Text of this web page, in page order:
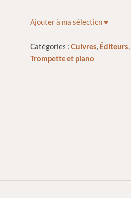
Ajouter à ma sélection ♥
Catégories :Cuivres, Éditeurs,
Trompette et piano